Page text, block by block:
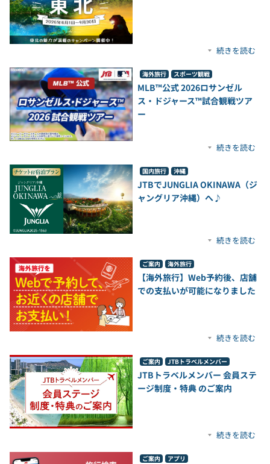
続きを読む
海外旅行 スポーツ観戦
MLB™公式 2026ロサンゼル
ス・ドジャース™試合観戦ツア
ー
続きを読む
国内旅行 沖縄
JTBでJUNGLIA OKINAWA（ジ
ャングリア沖縄）へ♪
続きを読む
ご案内 海外旅行
【海外旅行】Web予約後、店舗
での支払いが可能になりました
続きを読む
ご案内 JTBトラベルメンバー
JTBトラベルメンバー 会員ステ
ージ制度・特典 のご案内
続きを読む
ご案内 アプリ